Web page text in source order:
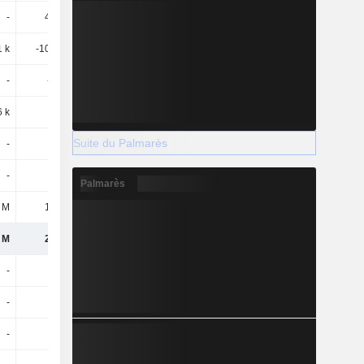
- 4,47 M
k -10,41 M
- -233 k
k
- - 11,45 M
-
10,3 M
2,56 M
-
-
-
Suite du Palmarès
Palmarès